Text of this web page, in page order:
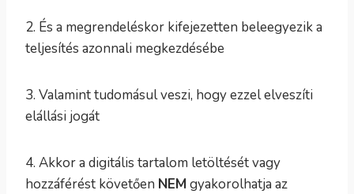
2. És a megrendeléskor kifejezetten beleegyezik a
teljesítés azonnali megkezdésébe
3. Valamint tudomásul veszi, hogy ezzel elveszíti
elállási jogát
4. Akkor a digitális tartalom letöltését vagy
hozzáférést követően NEMgyakorolhatja az